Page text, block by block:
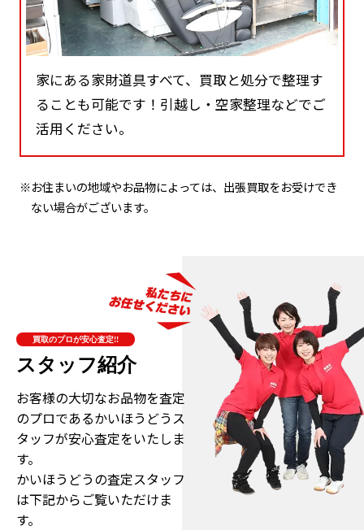
家にある家財道具すべて、買取と処分で整理す
ることも可能です！引越し・空家整理などでご
活用ください。
※お住まいの地域やお品物によっては、出張買取をお受けでき
ない場合がございます。
買取のプロが安心査定!!
スタッフ紹介
お客様の大切なお品物を査定
のプロであるかいほうどうス
タッフが安心査定をいたしま
す。
かいほうどうの査定スタッフ
は下記からご覧いただけま
す。